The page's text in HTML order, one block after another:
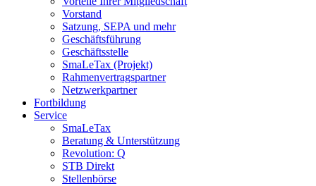
Vorstand
Satzung, SEPA und mehr
Geschäftsführung
Geschäftsstelle
SmaLeTax (Projekt)
Rahmenvertragspartner
Netzwerkpartner
Fortbildung
Service
SmaLeTax
Beratung & Unterstützung
Revolution: Q
STB Direkt
Stellenbörse